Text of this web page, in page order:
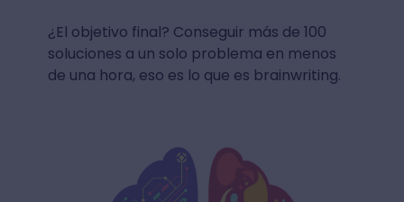
¿El objetivo final? Conseguir más de 100
soluciones a un solo problema en menos
de una hora, eso es lo que es brainwriting.